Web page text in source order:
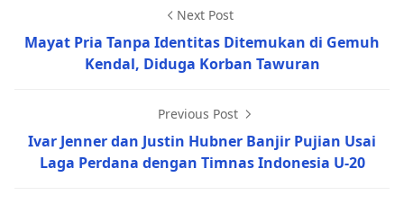
Next Post
Mayat Pria Tanpa Identitas Ditemukan di Gemuh
Kendal, Diduga Korban Tawuran
Previous Post
Ivar Jenner dan Justin Hubner Banjir Pujian Usai
Laga Perdana dengan Timnas Indonesia U-20